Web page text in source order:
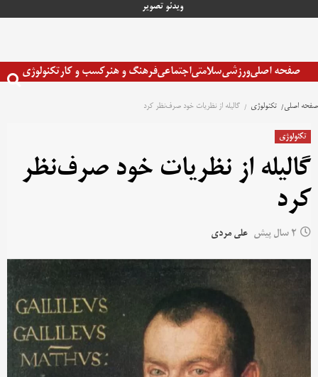
ویدئو تصویر
صفحه اصلیورزشیسلامتیاجتماعیفرهنگ و هنرکسب و کارتکنولوژی
صفحه اصلی تکنولوژی گالیله از نظریات خود صرف‌نظر کرد
تکنولوژی
گالیله از نظریات خود صرف‌نظر
کرد
2 سال پیش علی مردی